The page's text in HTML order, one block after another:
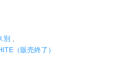
別
（販売終了）